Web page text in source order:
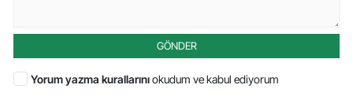
GÖNDER
Yorum yazma kurallarınıokudum ve kabul ediyorum